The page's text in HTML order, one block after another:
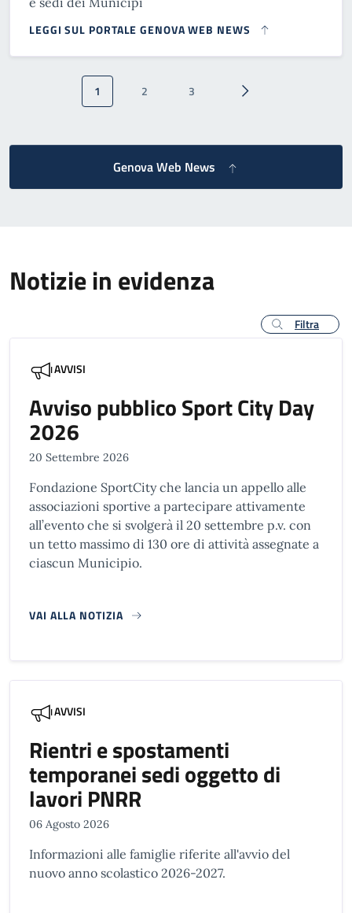
LEGGI SUL PORTALE GENOVA WEB NEWS
Paginazione
Pagina attuale
1 Pagina
2 Pagina
3 Pagina successiva
Genova Web News
Notizie in evidenza
Filtra
AVVISI
Avviso pubblico Sport City Day
2026
20 Settembre 2026
Fondazione SportCity che lancia un appello alle
associazioni sportive a partecipare attivamente
all’evento che si svolgerà il 20 settembre p.v. con
un tetto massimo di 130 ore di attività assegnate a
ciascun Municipio.
VAI ALLA NOTIZIA
AVVISI
Rientri e spostamenti
temporanei sedi oggetto di
lavori PNRR
06 Agosto 2026
Informazioni alle famiglie riferite all'avvio del
nuovo anno scolastico 2026-2027.